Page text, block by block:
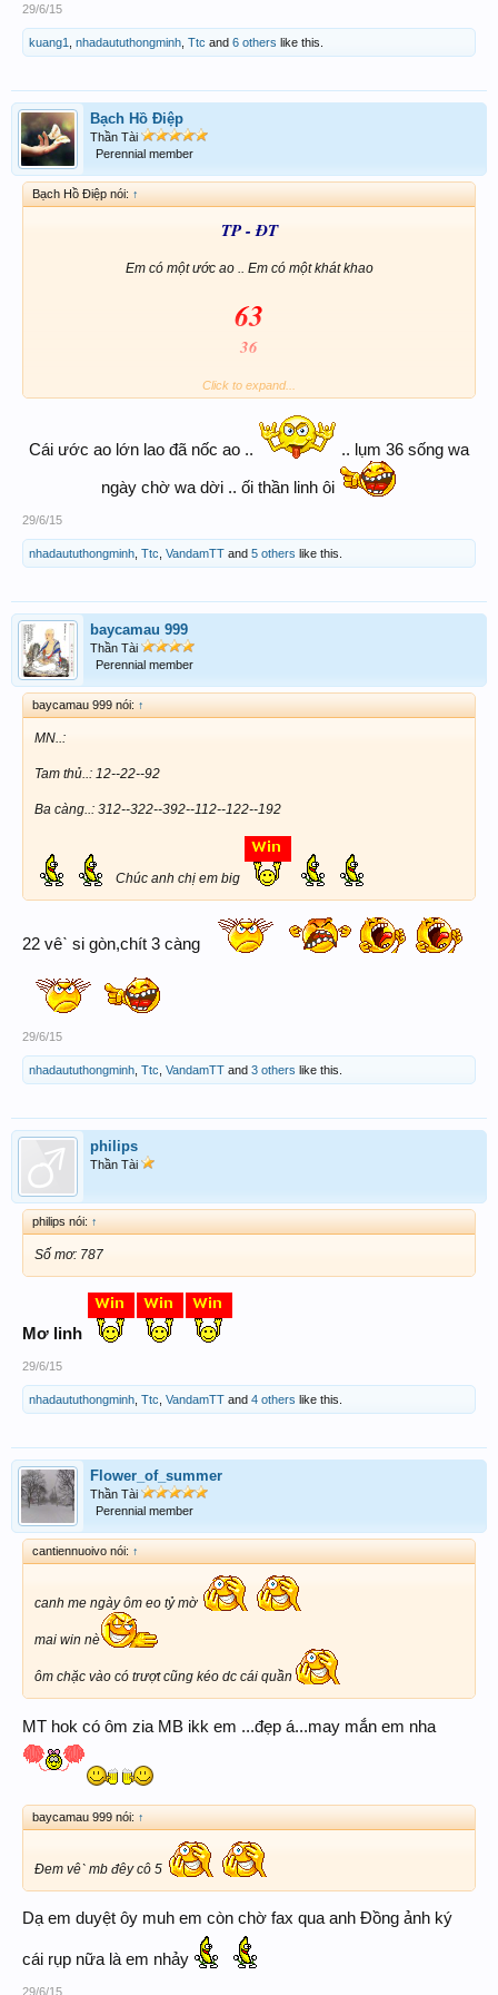
29/6/15
kuang1 nhadaututhongminh Ttc and 6 others like this.
Bạch Hồ Điệp
Thần Tài
Perennial member
Bạch Hồ Điệp nói: ↑
TP - ĐT
Em có một ước ao .. Em có một khát khao
63
36
Click to expand...
Cái ước ao lớn lao đã nốc ao .. .. lụm 36 sống wa
ngày chờ wa dời .. ối thần linh ôi
29/6/15
nhadaututhongminh Ttc VandamTT and 5 others like this.
baycamau 999
Thần Tài
Perennial member
baycamau 999 nói: ↑
MN..:
Tam thủ..: 12--22--92
Ba càng..: 312--322--392--112--122--192
Chúc anh chị em big
22 vêˋ si gòn,chít 3 càng
29/6/15
nhadaututhongminh Ttc VandamTT and 3 others like this.
philips
Thần Tài
philips nói: ↑
Số mơ: 787
Mơ linh
29/6/15
nhadaututhongminh Ttc VandamTT and 4 others like this.
Flower_of_summer
Thần Tài
Perennial member
cantiennuoivo nói: ↑
canh me ngày ôm eo tỷ mờ
mai win nè
ôm chặc vào có trượt cũng kéo dc cái quần
MT hok có ôm zia MB ikk em ...đẹp á...may mắn em nha
baycamau 999 nói: ↑
Đem vêˋ mb đêy cô 5
Dạ em duyệt ôy muh em còn chờ fax qua anh Đồng ảnh ký
cái rụp nữa là em nhảy
29/6/15